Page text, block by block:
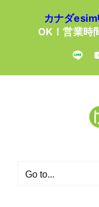
カナダesim
OK！営業時
LINE
Go to...